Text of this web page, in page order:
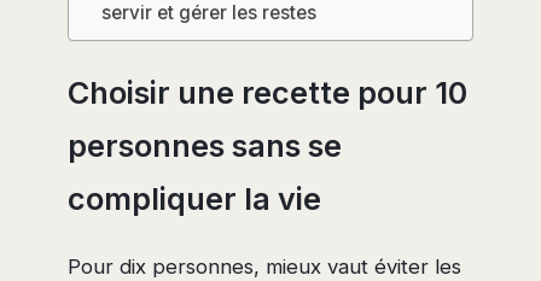
servir et gérer les restes
Choisir une recette pour 10
personnes sans se
compliquer la vie
Pour dix personnes, mieux vaut éviter les